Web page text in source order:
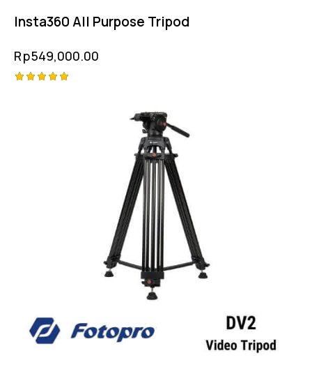
Insta360 All Purpose Tripod
Rp549,000.00